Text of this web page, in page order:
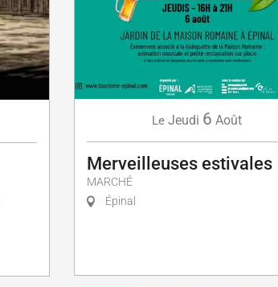
Le Jeudi 6 Août
Merveilleuses estivales
MARCHÉ
Épinal